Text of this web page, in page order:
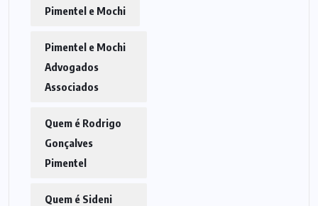
Pimentel e Mochi
Pimentel e Mochi
Advogados
Associados
Quem é Rodrigo
Gonçalves
Pimentel
Quem é Sideni